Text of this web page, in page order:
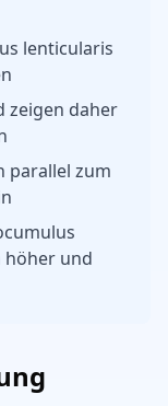
lenticularis
zeigen daher
parallel zum
höher und